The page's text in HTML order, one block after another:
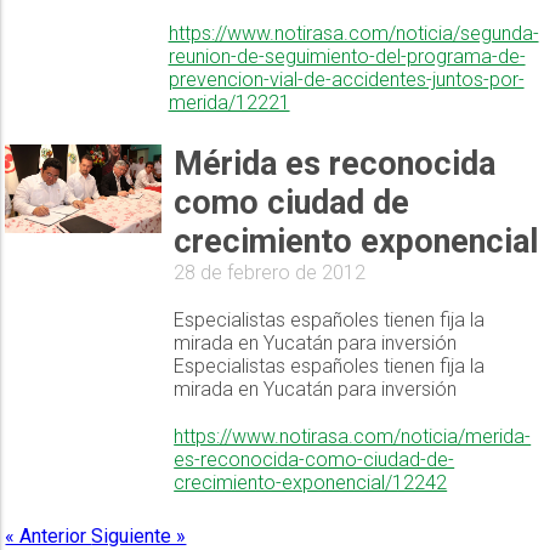
https://www.notirasa.com/noticia/segunda-
reunion-de-seguimiento-del-programa-de-
prevencion-vial-de-accidentes-juntos-por-
merida/12221
Mérida es reconocida
como ciudad de
crecimiento exponencial
28 de febrero de 2012
Especialistas españoles tienen fija la
mirada en Yucatán para inversión
Especialistas españoles tienen fija la
mirada en Yucatán para inversión
https://www.notirasa.com/noticia/merida-
es-reconocida-como-ciudad-de-
crecimiento-exponencial/12242
« AnteriorSiguiente »